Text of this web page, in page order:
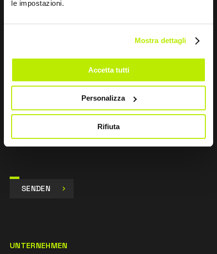
le impostazioni.
Mostra dettagli
Accetta tutti
Personalizza
Rifiuta
Ich gebe mein Einverständnis zur Verarbeitung der
Daten für Marketingzwecke und zum Erhalt von
kommerziellen und werblichen Mitteilungen per E-Mail,
SENDEN
UNTERNEHMEN